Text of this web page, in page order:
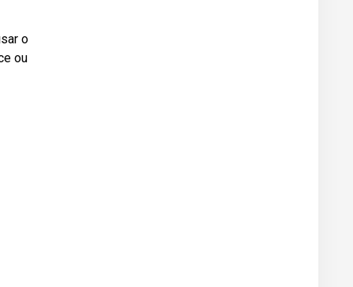
o
ou